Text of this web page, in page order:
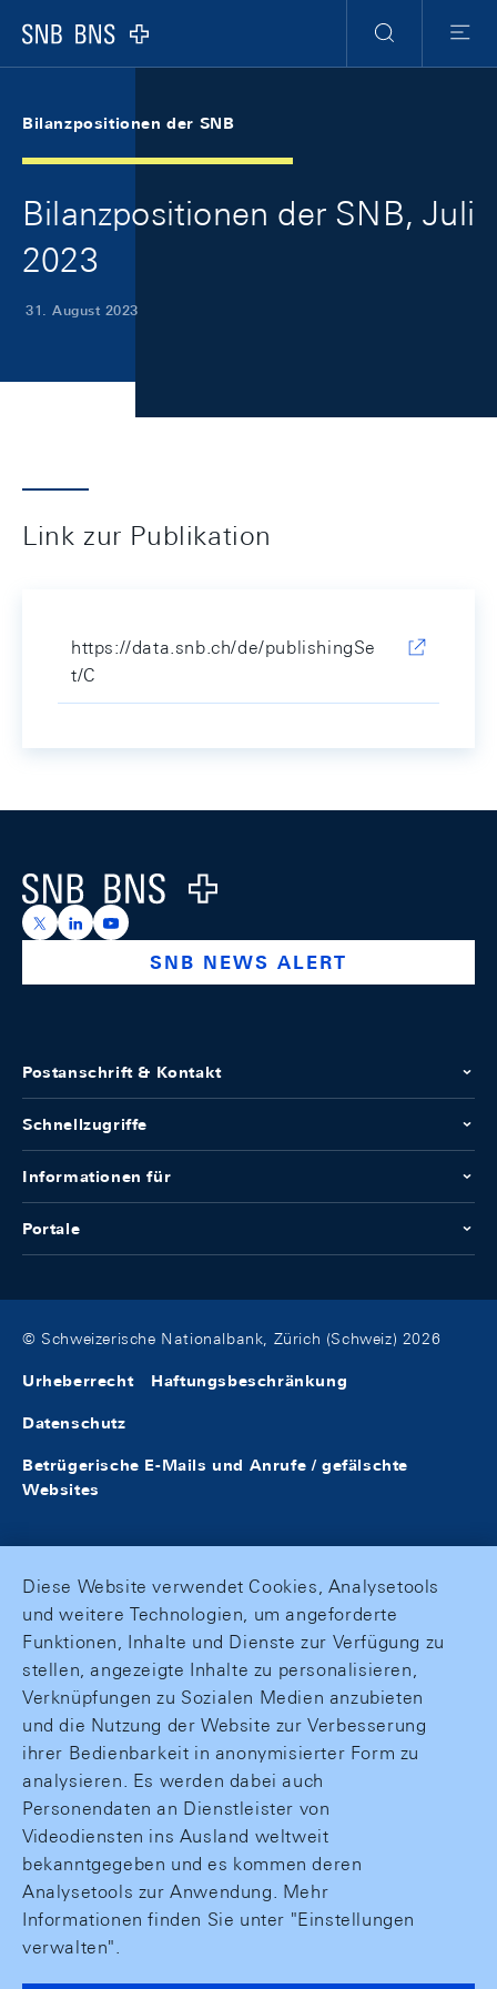
Logo
Suche
Menu
Bilanzpositionen der SNB
Bilanzpositionen der SNB, Juli
2023
31. August 2023
Link zur Publikation
https://data.snb.ch/de/publishingSe
t/C
Logo
https://x.com/snb_bns
https://ch.linkedin.com/company/swiss-national-
https://www.youtube.com/@swissnationalbank
SNB NEWS ALERT
Postanschrift & Kontakt
Schnellzugriffe
Informationen für
Portale
© Schweizerische Nationalbank, Zürich (Schweiz) 2026
Urheberrecht Haftungsbeschränkung
Datenschutz
Betrügerische E-Mails und Anrufe / gefälschte
Websites
Diese Website verwendet Cookies, Analysetools
und weitere Technologien, um angeforderte
Funktionen, Inhalte und Dienste zur Verfügung zu
stellen, angezeigte Inhalte zu personalisieren,
Verknüpfungen zu Sozialen Medien anzubieten
und die Nutzung der Website zur Verbesserung
ihrer Bedienbarkeit in anonymisierter Form zu
analysieren. Es werden dabei auch
Personendaten an Dienstleister von
Videodiensten ins Ausland weltweit
bekanntgegeben und es kommen deren
Analysetools zur Anwendung. Mehr
Informationen finden Sie unter "Einstellungen
verwalten".